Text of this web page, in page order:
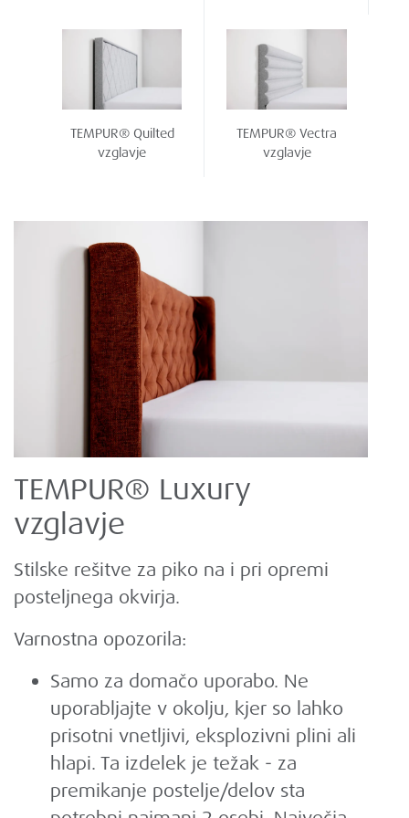
TEMPUR® Quilted
vzglavje
TEMPUR® Vectra
vzglavje
TEMPUR® Luxury
vzglavje
Stilske rešitve za piko na i pri opremi
posteljnega okvirja.
Varnostna opozorila:
Samo za domačo uporabo. Ne
uporabljajte v okolju, kjer so lahko
prisotni vnetljivi, eksplozivni plini ali
hlapi. Ta izdelek je težak - za
premikanje postelje/delov sta